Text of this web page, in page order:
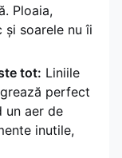
Ploaia,
și soarele nu îi
tot: Liniile
perfect
un aer de
inutile,